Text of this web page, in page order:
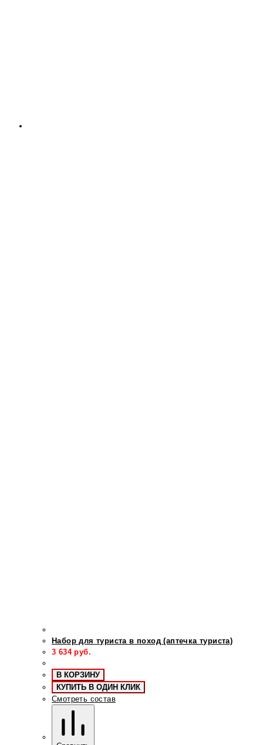
Набор для туриста в поход (аптечка туриста)
3 634руб.
В КОРЗИНУ
КУПИТЬ В ОДИН КЛИК
Смотреть состав